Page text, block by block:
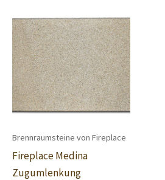
Brennraumsteine von Fireplace
Fireplace Medina
Zugumlenkung